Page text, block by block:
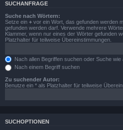
SUCHANFRAGE
Suche nach Wörtern:
Setze ein + vor ein Wort, das gefunden werden
gefunden werden darf. Verwende mehrere
Klammer, wenn nur eines der Wörter gefunden
Platzhalter für teilweise Übereinstimmungen.
Nach allen Begriffen suchen oder Suche
Nach einem Begriff suchen
Zu suchender Autor:
Benutze ein * als Platzhalter für teilweise
SUCHOPTIONEN